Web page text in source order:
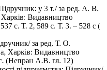
у 3 т./ за ред. А. В.
Видавництво
с. Т. 2, 589 с. Т. 3. – 528 с (
за ред. Т. О.
Харків: Видавництво
(Непран А.В. гл. 12)